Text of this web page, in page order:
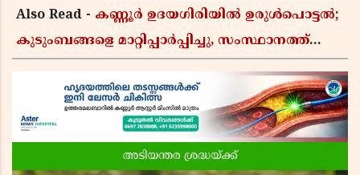
Also Read - കണ്ണൂർ ഉദയഗിരിയിൽ ഉരുൾപൊട്ടൽ;
കുടുംബങ്ങളെ മാറ്റിപ്പാർപ്പിച്ചു, സംസ്ഥാനത്ത്